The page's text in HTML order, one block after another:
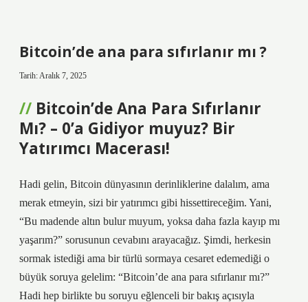
Bitcoin’de ana para sıfırlanır mı ?
Tarih: Aralık 7, 2025
Bitcoin’de Ana Para Sıfırlanır
Mı? – 0’a Gidiyor muyuz? Bir
Yatırımcı Macerası!
Hadi gelin, Bitcoin dünyasının derinliklerine dalalım, ama
merak etmeyin, sizi bir yatırımcı gibi hissettireceğim. Yani,
“Bu madende altın bulur muyum, yoksa daha fazla kayıp mı
yaşarım?” sorusunun cevabını arayacağız. Şimdi, herkesin
sormak istediği ama bir türlü sormaya cesaret edemediği o
büyük soruya gelelim: “Bitcoin’de ana para sıfırlanır mı?”
Hadi hep birlikte bu soruyu eğlenceli bir bakış açısıyla